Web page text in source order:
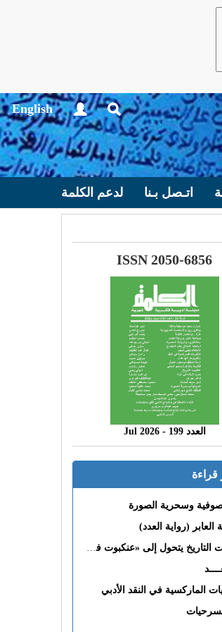
English
اتـصل بـنا لدعم الكلمة
ISSN 2050-6856
العدد 199 - 2026 Jul
قراءة
وسحرية الصورة
العابر (رواية العدد)
عنكبوت التاريخ يتحول إلى «عنكبوت فى القلب»
الماركسية في النقد الأدبي